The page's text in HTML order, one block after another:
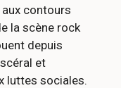
contours
la scène rock
depuis
et
luttes sociales.